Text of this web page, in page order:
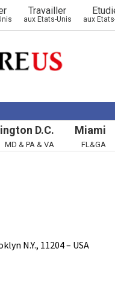
Travailler
aux Etats-Unis aux
D.C.
MD & PA & VA
Miami
FL&GA
N.Y., 11204 – USA